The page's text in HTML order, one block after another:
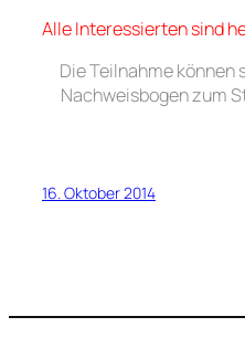
Alle Interessierten sind
Die Teilnahme
Nachweisbogen zum
16. Oktober 2014